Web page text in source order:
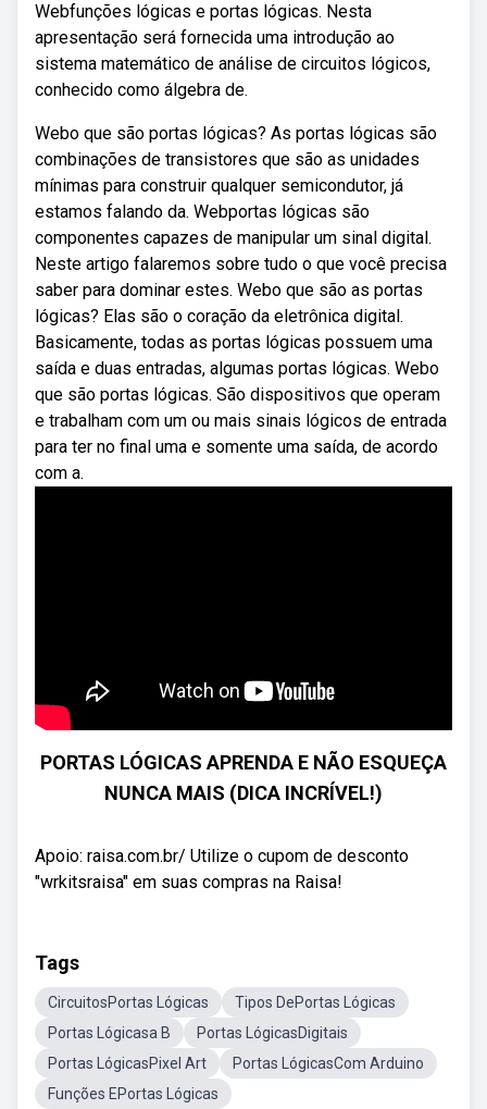
Webfunções lógicas e portas lógicas. Nesta
apresentação será fornecida uma introdução ao
sistema matemático de análise de circuitos lógicos,
conhecido como álgebra de.
Webo que são portas lógicas? As portas lógicas são
combinações de transistores que são as unidades
mínimas para construir qualquer semicondutor, já
estamos falando da. Webportas lógicas são
componentes capazes de manipular um sinal digital.
Neste artigo falaremos sobre tudo o que você precisa
saber para dominar estes. Webo que são as portas
lógicas? Elas são o coração da eletrônica digital.
Basicamente, todas as portas lógicas possuem uma
saída e duas entradas, algumas portas lógicas. Webo
que são portas lógicas. São dispositivos que operam
e trabalham com um ou mais sinais lógicos de entrada
para ter no final uma e somente uma saída, de acordo
com a.
PORTAS LÓGICAS APRENDA E NÃO ESQUEÇA
NUNCA MAIS (DICA INCRÍVEL!)
Apoio: raisa.com.br/ Utilize o cupom de desconto
"wrkitsraisa" em suas compras na Raisa!
Tags
CircuitosPortas Lógicas
Tipos DePortas Lógicas
Portas Lógicasa B
Portas LógicasDigitais
Portas LógicasPixel Art
Portas LógicasCom Arduino
Funções EPortas Lógicas